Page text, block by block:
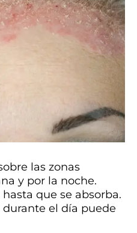
las zonas
y por la noche.
que se absorba.
el día puede